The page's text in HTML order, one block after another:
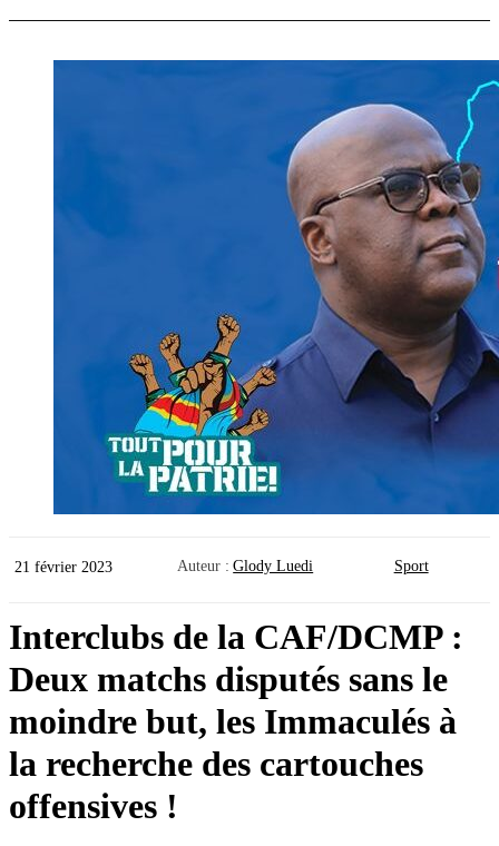
21 février 2023 Auteur : Glody Luedi Sport
Interclubs de la CAF/DCMP :
Deux matchs disputés sans le
moindre but, les Immaculés à
la recherche des cartouches
offensives !